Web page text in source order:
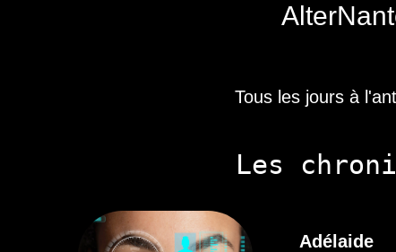
Tous les jours à
Les
Adélaide